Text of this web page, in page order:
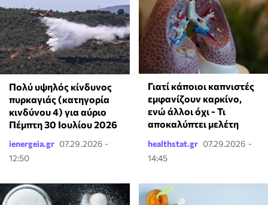
Πολύ υψηλός κίνδυνος
πυρκαγιάς (κατηγορία
κινδύνου 4) για αύριο
Πέμπτη 30 Ιουλίου 2026
ienergeia.gr 07.29.2026 -
12:50
Γιατί κάποιοι καπνιστές
εμφανίζουν καρκίνο,
ενώ άλλοι όχι - Τι
αποκαλύπτει μελέτη
healthstat.gr 07.29.2026 -
14:45